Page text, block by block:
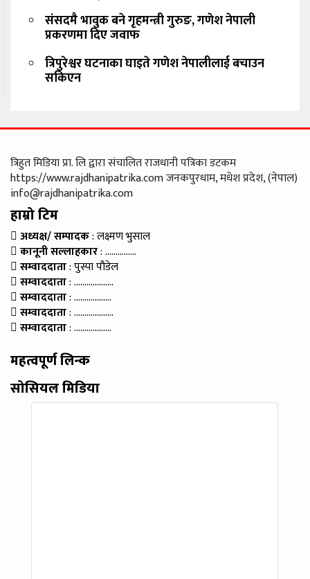
संसदमै भावुक बने गृहमन्त्री गुरुङ, गणेश नेपाली
प्रकरणमा दिए जवाफ
त्रिपुरेश्वर घटनाका घाइते गणेश नेपालीलाई बचाउन
सकिएन
त्रिहुत मिडिया प्रा. लि द्वारा संचालित राजधानी पत्रिका डटकम
https://www.rajdhanipatrika.com जनकपुरधाम, मधेश प्रदेश, (नेपाल)
info@rajdhanipatrika.com
हाम्रो टिम
अध्यक्ष/ सम्पादक: लक्ष्मण भुसाल
कानूनी सल्लाहकार: ……………
सम्वाददाता: पुस्पा पौडेल
सम्वाददाता: ……………….
सम्वाददाता: ………………
सम्वाददाता: ……………….
सम्वाददाता: ………………
महत्वपूर्ण लिन्क
सोसियल मिडिया